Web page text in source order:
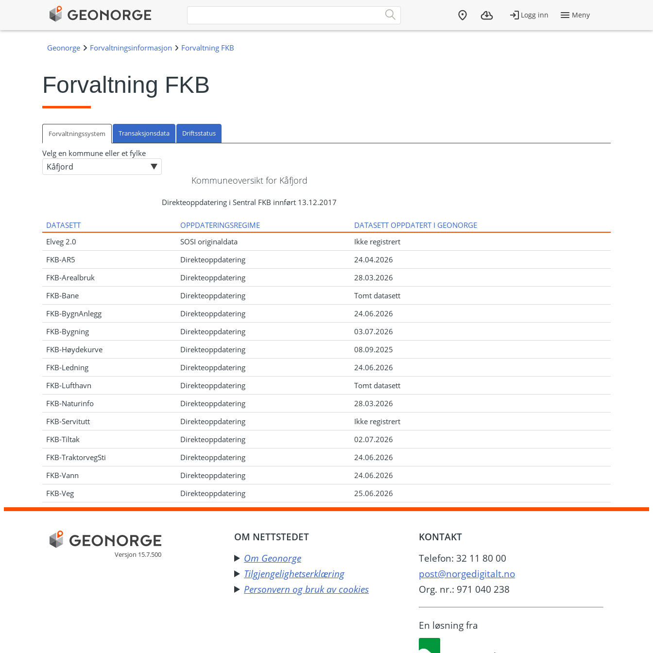
Forvaltning FKB
Forvaltningssystem Transaksjonsdata Driftsstatus
Kommuneoversikt for Kåfjord
Direkteoppdatering i Sentral FKB innført 13.12.2017
Velg en kommune eller et fylke
DATASETT OPPDATERINGSREGIME
DATASETT OPPDATERT I GEONORGE
Elveg 2.0
SOSI originaldata
Ikke registrert
FKB-AR5
Direkteoppdatering
24.04.2026
FKB-Arealbruk
Direkteoppdatering
28.03.2026
FKB-Bane
Direkteoppdatering
Tomt datasett
FKB-BygnAnlegg
Direkteoppdatering
24.06.2026
FKB-Bygning
Direkteoppdatering
03.07.2026
FKB-Høydekurve
Direkteoppdatering
08.09.2025
FKB-Ledning
Direkteoppdatering
24.06.2026
FKB-Lufthavn
Direkteoppdatering
Tomt datasett
FKB-Naturinfo
Direkteoppdatering
28.03.2026
FKB-Servitutt
Direkteoppdatering
Ikke registrert
FKB-Tiltak
Direkteoppdatering
02.07.2026
FKB-TraktorvegSti
Direkteoppdatering
24.06.2026
FKB-Vann
Direkteoppdatering
24.06.2026
FKB-Veg
Direkteoppdatering 25.06.2026